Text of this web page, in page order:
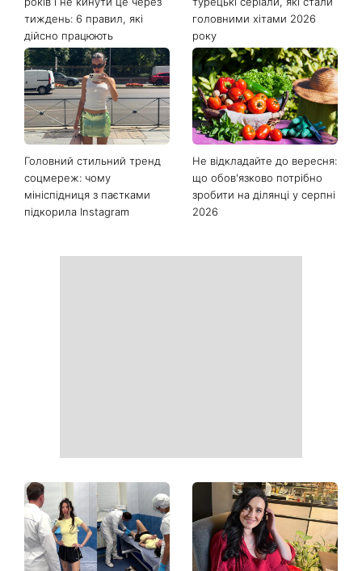
Останні новини
Головний стильний тренд
соцмереж: чому
мініспідниця з паєтками
підкорила Instagram
Не відкладайте до вересня:
що обов'язково потрібно
зробити на ділянці у серпні
2026